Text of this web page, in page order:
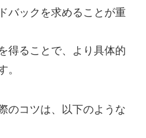
バックを求めることが重
得ることで、より具体的
。
のコツは、以下のような